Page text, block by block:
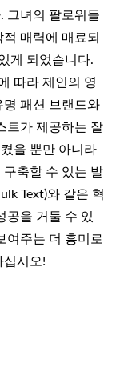
그녀의 팔로워들
매력에 매료되
게 되었습니다.
따라 제인의 영
명 패션 브랜드와
트가 제공하는 잘
을 뿐만 아니라
축할 수 있는 발
Text)와 같은 혁
공을 거둘 수 있
여주는 더 흥미로
십시오!